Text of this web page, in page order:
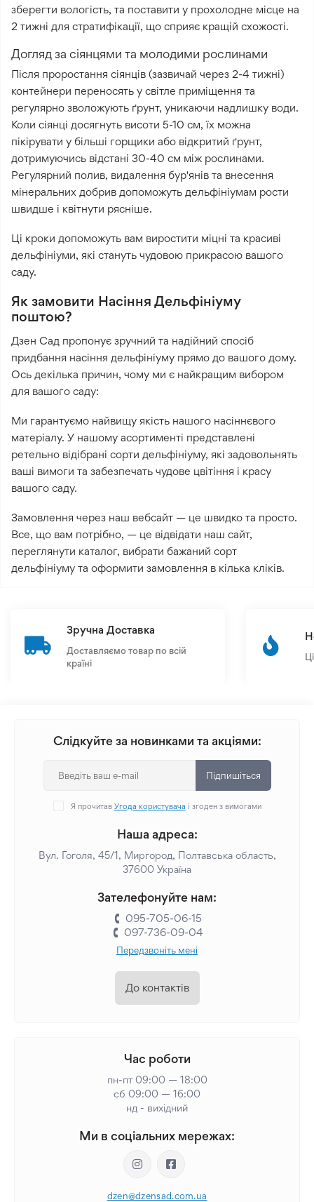
зберегти вологість, та поставити у прохолодне місце на
2 тижні для стратифікації, що сприяє кращій схожості.
Догляд за сіянцями та молодими рослинами
Після проростання сіянців (зазвичай через 2-4 тижні)
контейнери переносять у світле приміщення та
регулярно зволожують ґрунт, уникаючи надлишку води.
Коли сіянці досягнуть висоти 5-10 см, їх можна
пікірувати у більші горщики або відкритий ґрунт,
дотримуючись відстані 30-40 см між рослинами.
Регулярний полив, видалення бур'янів та внесення
мінеральних добрив допоможуть дельфініумам рости
швидше і квітнути рясніше.
Ці кроки допоможуть вам виростити міцні та красиві
дельфініуми, які стануть чудовою прикрасою вашого
саду.
Як замовити Насіння Дельфініуму
поштою?
Дзен Сад пропонує зручний та надійний спосіб
придбання насіння дельфініуму прямо до вашого дому.
Ось декілька причин, чому ми є найкращим вибором
для вашого саду:
Ми гарантуємо найвищу якість нашого насіннєвого
матеріалу. У нашому асортименті представлені
ретельно відібрані сорти дельфініуму, які задовольнять
ваші вимоги та забезпечать чудове цвітіння і красу
вашого саду.
Замовлення через наш вебсайт — це швидко та просто.
Все, що вам потрібно, — це відвідати наш сайт,
переглянути каталог, вибрати бажаний сорт
дельфініуму та оформити замовлення в кілька кліків.
Зручна Доставка
Доставляємо товар по всій
країні
Слідкуйте за новинками та акціями:
Підпишіться
Я прочитав Угода користувача і згоден з вимогами
Наша адреса:
Вул. Гоголя, 45/1, Миргород, Полтавська область,
37600 Україна
Зателефонуйте нам:
095-705-06-15
097-736-09-04
Передзвоніть мені
До контактів
Час роботи
пн-пт 09:00 — 18:00
сб 09:00 — 16:00
нд - вихідний
Ми в соціальних мережах:
dzen@dzensad.com.ua